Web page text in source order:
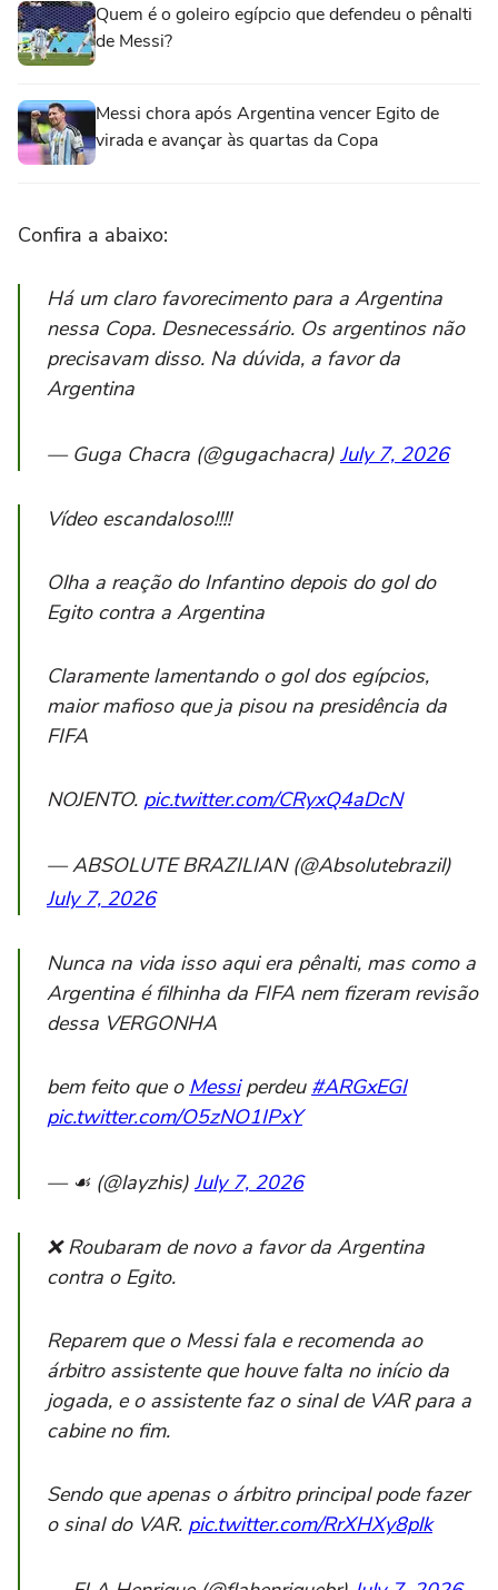
Quem é o goleiro egípcio que defendeu o pênalti
de Messi?
Messi chora após Argentina vencer Egito de
virada e avançar às quartas da Copa
Confira a abaixo:
Há um claro favorecimento para a Argentina
nessa Copa. Desnecessário. Os argentinos não
precisavam disso. Na dúvida, a favor da
Argentina
— Guga Chacra (@gugachacra) July 7, 2026
Vídeo escandaloso!!!!
Olha a reação do Infantino depois do gol do
Egito contra a Argentina
Claramente lamentando o gol dos egípcios,
maior mafioso que ja pisou na presidência da
FIFA
NOJENTO. pic.twitter.com/CRyxQ4aDcN
— ABSOLUTE BRAZILIAN (@Absolutebrazil)
July 7, 2026
Nunca na vida isso aqui era pênalti, mas como a
Argentina é filhinha da FIFA nem fizeram revisão
dessa VERGONHA
bem feito que o Messiperdeu #ARGxEGI
pic.twitter.com/O5zNO1IPxY
— ☙ (@layzhis) July 7, 2026
❌ Roubaram de novo a favor da Argentina
contra o Egito.
Reparem que o Messi fala e recomenda ao
árbitro assistente que houve falta no início da
jogada, e o assistente faz o sinal de VAR para a
cabine no fim.
Sendo que apenas o árbitro principal pode fazer
o sinal do VAR. pic.twitter.com/RrXHXy8plk